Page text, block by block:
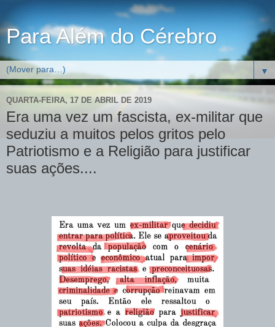
Para Além do Cérebro
▼
QUARTA-FEIRA, 17 DE ABRIL DE 2019
Era uma vez um fascista, ex-militar que
seduziu a muitos pelos gritos pelo
Patriotismo e a Religião para justificar
suas ações....